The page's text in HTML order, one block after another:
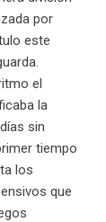
por
este
el
la
sin
tiempo
los
que